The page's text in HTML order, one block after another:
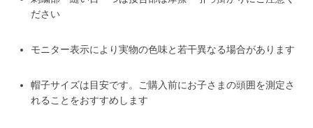
ださい
モニター表示により実物の色味と若干異なる場合があります
帽子サイズは目安です。ご購入前にお子さまの頭囲を測定さ
れることをおすすめします